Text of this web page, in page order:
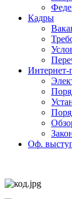
Кадры
Интернет-
Оф.